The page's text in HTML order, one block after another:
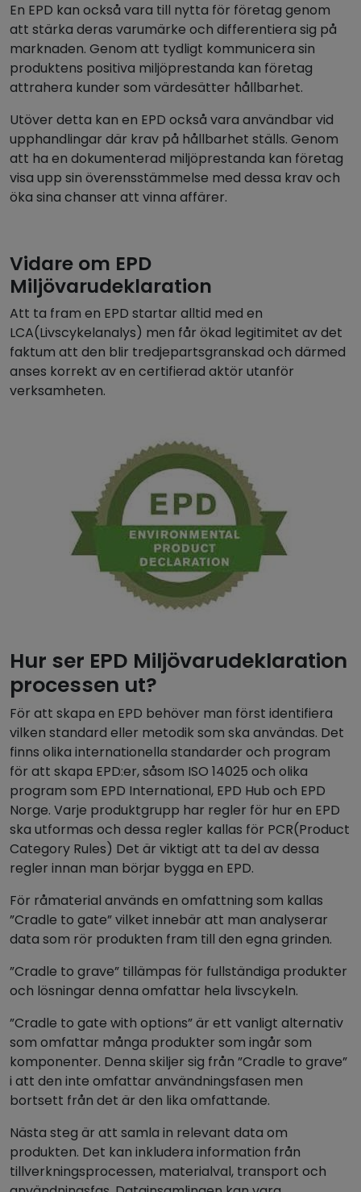
En EPD kan också vara till nytta för företag genom
att stärka deras varumärke och differentiera sig på
marknaden. Genom att tydligt kommunicera sin
produktens positiva miljöprestanda kan företag
attrahera kunder som värdesätter hållbarhet.
Utöver detta kan en EPD också vara användbar vid
upphandlingar där krav på hållbarhet ställs. Genom
att ha en dokumenterad miljöprestanda kan företag
visa upp sin överensstämmelse med dessa krav och
öka sina chanser att vinna affärer.
Vidare om EPD
Miljövarudeklaration
Att ta fram en EPD startar alltid med en
LCA(Livscykelanalys) men får ökad legitimitet av det
faktum att den blir tredjepartsgranskad och därmed
anses korrekt av en certifierad aktör utanför
verksamheten.
Hur ser EPD Miljövarudeklaration
processen ut?
För att skapa en EPD behöver man först identifiera
vilken standard eller metodik som ska användas. Det
finns olika internationella standarder och program
för att skapa EPD:er, såsom ISO 14025 och olika
program som EPD International, EPD Hub och EPD
Norge. Varje produktgrupp har regler för hur en EPD
ska utformas och dessa regler kallas för PCR(Product
Category Rules) Det är viktigt att ta del av dessa
regler innan man börjar bygga en EPD.
För råmaterial används en omfattning som kallas
”Cradle to gate” vilket innebär att man analyserar
data som rör produkten fram till den egna grinden.
”Cradle to grave” tillämpas för fullständiga produkter
och lösningar denna omfattar hela livscykeln.
”Cradle to gate with options” är ett vanligt alternativ
som omfattar många produkter som ingår som
komponenter. Denna skiljer sig från ”Cradle to grave”
i att den inte omfattar användningsfasen men
bortsett från det är den lika omfattande.
Nästa steg är att samla in relevant data om
produkten. Det kan inkludera information från
tillverkningsprocessen, materialval, transport och